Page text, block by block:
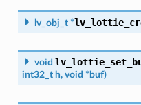
lv_obj_t *
void
int32_t h, void * buf)